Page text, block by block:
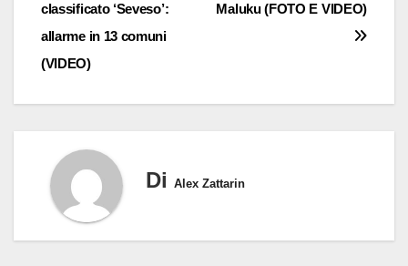
Maluku (FOTO E VIDEO)
classificato ‘Seveso’:
allarme in 13 comuni
(VIDEO)
Di Alex Zattarin